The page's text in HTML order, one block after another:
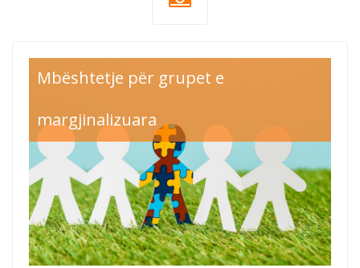
Mbështetje për grupet e
margjinalizuara